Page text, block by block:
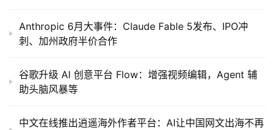
Anthropic 6月大事件：Claude Fable 5发布、IPO冲
刺、加州政府半价合作
谷歌升级 AI 创意平台 Flow：增强视频编辑，Agent 辅
助头脑风暴等
中文在线推出逍遥海外作者平台：AI让中国网文出海不再